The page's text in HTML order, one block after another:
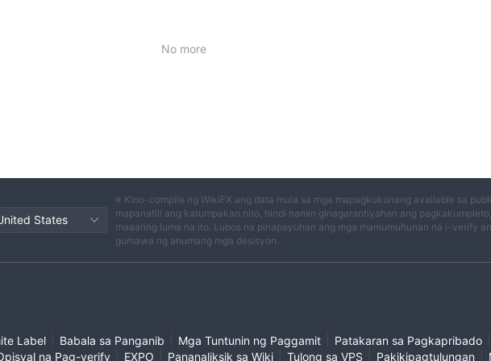
No more
States
※ Kino-compile ng WikiFX ang data mula sa mga mapagkukunang available sa
mapanatili ang katumpakan nito, hindi namin ginagarantiyahan ang
maaaring luma na ito. Lubos na pinapayuhan ang mga mamumuhunan na i-verify
gumawa ng anumang mga desisyon.
Label Babala sa Panganib Mga Tuntunin ng Paggamit Patakaran sa Pagkapribado
na Pag-verify EXPO Pananaliksik sa Wiki Tulong sa VPS Pakikipagtulungan